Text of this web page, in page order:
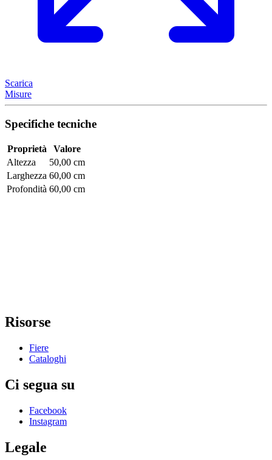
Scarica
Misure
Specifiche tecniche
Proprietà
Valore
Altezza
50,00 cm
Larghezza 60,00 cm
Profondità 60,00 cm
Risorse
Fiere
Cataloghi
Ci segua su
Facebook
Instagram
Legale